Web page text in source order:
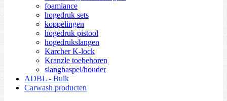
foamlance
hogedruk sets
koppelingen
hogedruk pistool
hogedrukslangen
Karcher K-lock
Kranzle toebehoren
slanghaspel/houder
ADBL - Bulk
Carwash producten